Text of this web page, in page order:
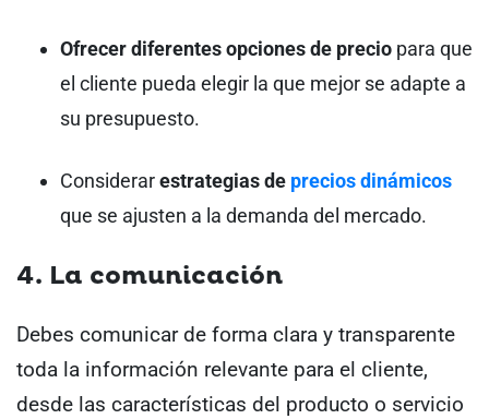
Ofrecer diferentes opciones de precio para que
el cliente pueda elegir la que mejor se adapte a
su presupuesto.
Considerarestrategias de precios dinámicos
que se ajusten a la demanda del mercado.
4. La comunicación
Debes comunicar de forma clara y transparente
toda la información relevante para el cliente,
desde las características del producto o servicio